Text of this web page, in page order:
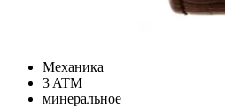
Механика
3 ATM
минеральное